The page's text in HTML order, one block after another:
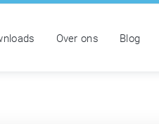
Over ons Blog